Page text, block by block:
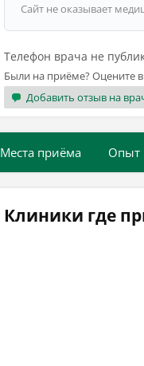
Сайт не оказывает
Телефон врача не
Были на приёме? Оцените
Добавить отзыв на
Места приёма Опыт
Клиники где